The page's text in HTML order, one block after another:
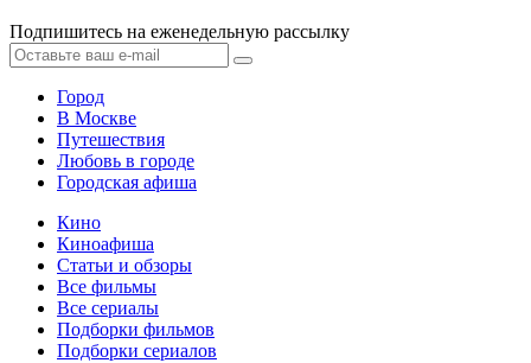
Подпишитесь на еженедельную рассылку
Город
В Москве
Путешествия
Любовь в городе
Городская афиша
Кино
Киноафиша
Статьи и обзоры
Все фильмы
Все сериалы
Подборки фильмов
Подборки сериалов